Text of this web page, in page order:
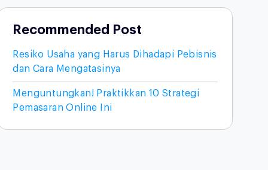
Recommended Post
Resiko Usaha yang Harus Dihadapi Pebisnis
dan Cara Mengatasinya
Menguntungkan! Praktikkan 10 Strategi
Pemasaran Online Ini